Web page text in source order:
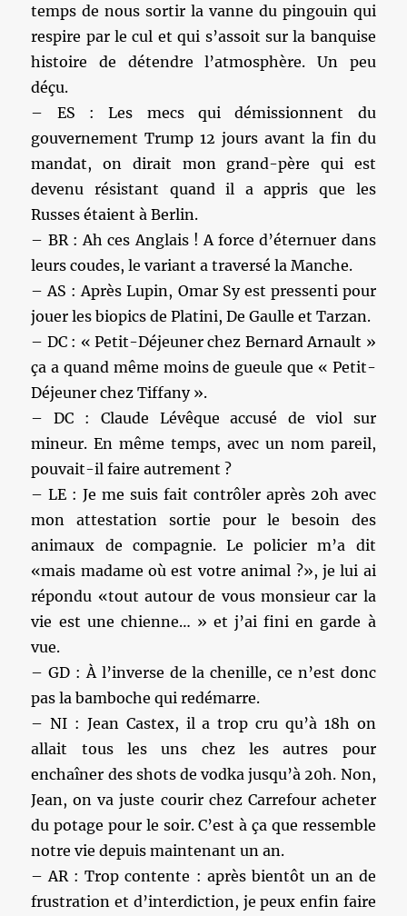
temps de nous sortir la vanne du pingouin qui
respire par le cul et qui s’assoit sur la banquise
histoire de détendre l’atmosphère. Un peu
déçu.
– ES : Les mecs qui démissionnent du
gouvernement Trump 12 jours avant la fin du
mandat, on dirait mon grand-père qui est
devenu résistant quand il a appris que les
Russes étaient à Berlin.
– BR : Ah ces Anglais ! A force d’éternuer dans
leurs coudes, le variant a traversé la Manche.
– AS : Après Lupin, Omar Sy est pressenti pour
jouer les biopics de Platini, De Gaulle et Tarzan.
– DC : « Petit-Déjeuner chez Bernard Arnault »
ça a quand même moins de gueule que « Petit-
Déjeuner chez Tiffany ».
– DC : Claude Lévêque accusé de viol sur
mineur. En même temps, avec un nom pareil,
pouvait-il faire autrement ?
– LE : Je me suis fait contrôler après 20h avec
mon attestation sortie pour le besoin des
animaux de compagnie. Le policier m’a dit
«mais madame où est votre animal ?», je lui ai
répondu «tout autour de vous monsieur car la
vie est une chienne… » et j’ai fini en garde à
vue.
– GD : À l’inverse de la chenille, ce n’est donc
pas la bamboche qui redémarre.
– NI : Jean Castex, il a trop cru qu’à 18h on
allait tous les uns chez les autres pour
enchaîner des shots de vodka jusqu’à 20h. Non,
Jean, on va juste courir chez Carrefour acheter
du potage pour le soir. C’est à ça que ressemble
notre vie depuis maintenant un an.
– AR : Trop contente : après bientôt un an de
frustration et d’interdiction, je peux enfin faire